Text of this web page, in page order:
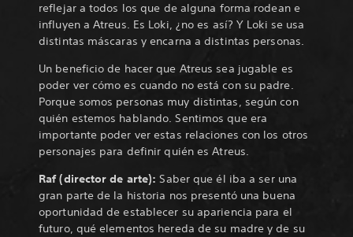
reflejar a todos los que de alguna forma rodean e
influyen a Atreus. Es Loki, ¿no es así? Y Loki se usa
distintas máscaras y encarna a distintas personas.
Un beneficio de hacer que Atreus sea jugable es
poder ver cómo es cuando no está con su padre.
Porque somos personas muy distintas, según con
quién estemos hablando. Sentimos que era
importante poder ver estas relaciones con los otros
personajes para definir quién es Atreus.
Raf (director de arte):Saber que él iba a ser una
gran parte de la historia nos presentó una buena
oportunidad de establecer su apariencia para el
futuro, qué elementos hereda de su madre y de su